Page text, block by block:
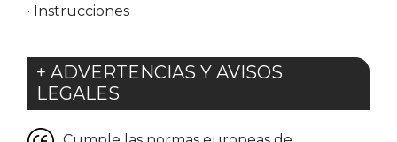
· Instrucciones
+ ADVERTENCIAS Y AVISOS
LEGALES